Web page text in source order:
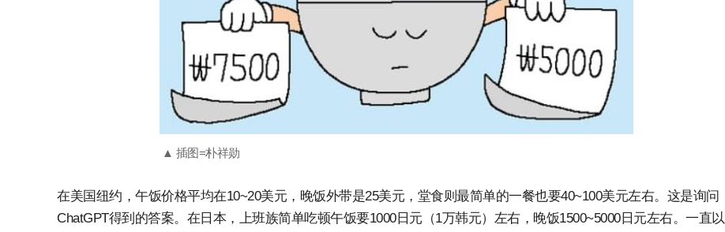
▲ 插图=朴祥勋
在美国纽约，午饭价格平均在10~20美元，晚饭外带是25美元，堂食则最简单的一餐也要40~100美元左右。这是询问
ChatGPT得到的答案。在日本，上班族简单吃顿午饭要1000日元（1万韩元）左右，晚饭1500~5000日元左右。一直以